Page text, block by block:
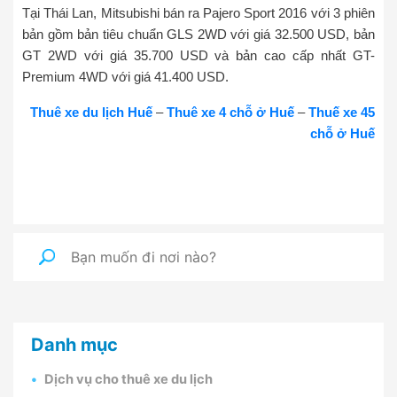
Tại Thái Lan, Mitsubishi bán ra Pajero Sport 2016 với 3 phiên
bản gồm bản tiêu chuẩn GLS 2WD với giá 32.500 USD, bản
GT 2WD với giá 35.700 USD và bản cao cấp nhất GT-
Premium 4WD với giá 41.400 USD.
Thuê xe du lịch Huế –Thuê xe 4 chỗ ở Huế –Thuế xe 45
chỗ ở Huế
Danh mục
Dịch vụ cho thuê xe du lịch